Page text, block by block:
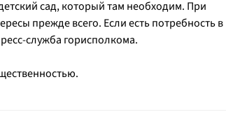
сад, который там необходим. При
прежде всего. Если есть потребность в
служба горисполкома.